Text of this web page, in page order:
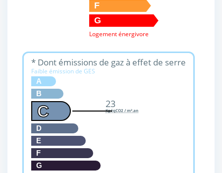
F
G
Logement énergivore
* Dont émissions de gaz à effet de serre
Faible émission de GES
A
B
C
D
E
F
G
23
KgéqCO2 / m².an